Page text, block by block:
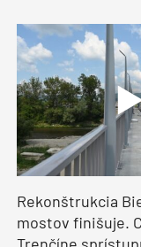
Rekonštrukcia
mostov finišuje.